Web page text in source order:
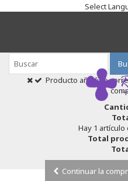
Select
Producto añadido
Hay 1 artículo
Total
Continuar la